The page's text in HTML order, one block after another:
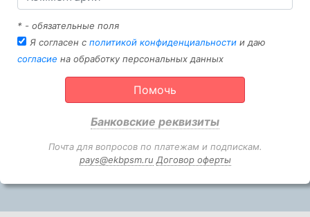
* - обязательные поля
Я согласен с политикой конфиденциальности и даю
согласие на обработку персональных данных
Помочь
Банковские реквизиты
Почта для вопросов по платежам и подпискам.
pays@ekbpsm.ru Договор оферты